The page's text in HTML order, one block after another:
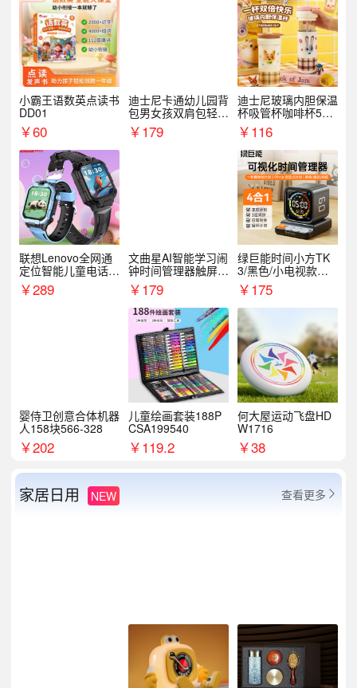
小霸王语数英点读书
DD01
￥60
迪士尼卡通幼儿园背
包男女孩双肩包轻便
可爱小背包B20107
￥179
迪士尼玻璃内胆保温
杯吸管杯咖啡杯530
MLH15135
￥116
联想Lenovo全网通
定位智能儿童电话手
表A1
￥289
文曲星AI智能学习闹
钟时间管理器触屏N
1pro
￥179
绿巨能时间小方TK
3/黑色/小电视款【T
K3】
￥175
婴侍卫创意合体机器
人158块566-328
￥202
儿童绘画套装188P
CSA199540
￥119.2
何大屋运动飞盘HD
W1716
￥38
家居日用 NEW 查看更多 